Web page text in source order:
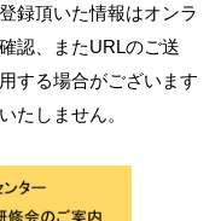
録頂いた情報はオンラ
認、またURLのご送
する場合がございます
たしません。